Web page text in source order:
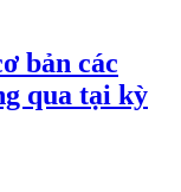
bản các
qua tại kỳ